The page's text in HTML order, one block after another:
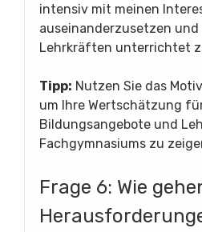
intensiv mit meinen
auseinanderzusetzen
Lehrkräften unterrichtet
Tipp: Nutzen Sie das
um Ihre Wertschätzung
Bildungsangebote und
Fachgymnasiums zu
Frage 6: Wie